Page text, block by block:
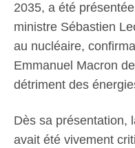
2035, a été
ministre Sébastien
au nucléaire,
Emmanuel Macron
détriment des
Dès sa présentation,
avait été vivement